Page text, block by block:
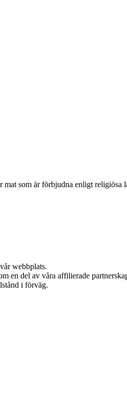
som är förbjudna enligt religiösa
webbplats.
del av våra affilierade
i förväg.